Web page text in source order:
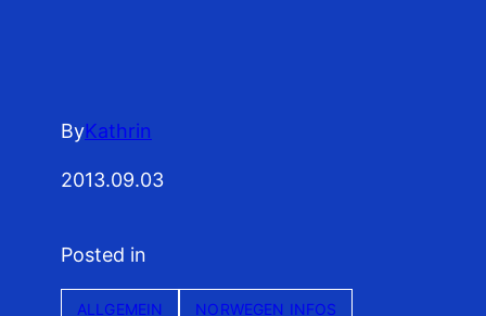
ByKathrin
2013.09.03
Posted in
ALLGEMEIN NORWEGEN INFOS